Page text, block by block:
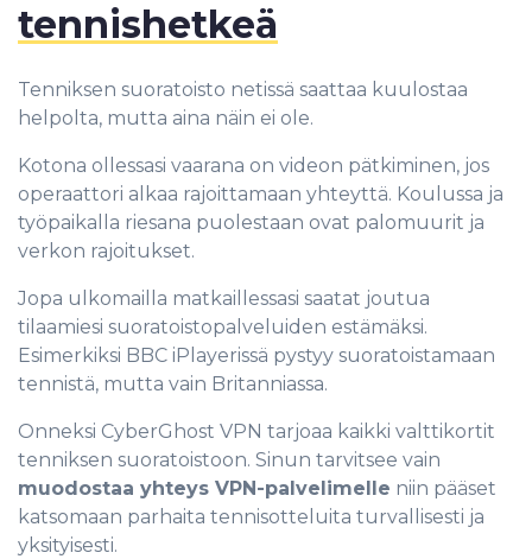
tennishetkeä
Tenniksen suoratoisto netissä saattaa kuulostaa
helpolta, mutta aina näin ei ole.
Kotona ollessasi vaarana on videon pätkiminen, jos
operaattori alkaa rajoittamaan yhteyttä. Koulussa ja
työpaikalla riesana puolestaan ovat palomuurit ja
verkon rajoitukset.
Jopa ulkomailla matkaillessasi saatat joutua
tilaamiesi suoratoistopalveluiden estämäksi.
Esimerkiksi BBC iPlayerissä pystyy suoratoistamaan
tennistä, mutta vain Britanniassa.
Onneksi CyberGhost VPN tarjoaa kaikki valttikortit
tenniksen suoratoistoon. Sinun tarvitsee vain
muodostaa yhteys VPN-palvelimelle niin pääset
katsomaan parhaita tennisotteluita turvallisesti ja
yksityisesti.